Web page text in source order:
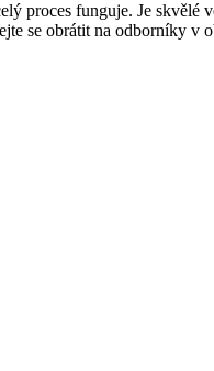
proces funguje. Je
se obrátit na odborníky